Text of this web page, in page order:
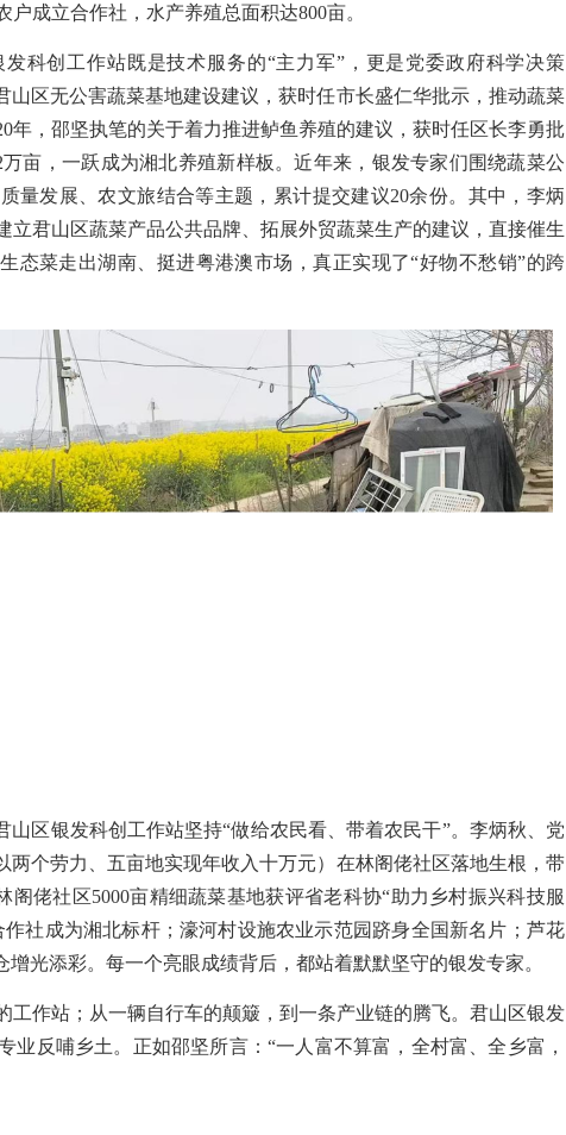
户成立合作社，水产养殖总面积达800亩。
发科创工作站既是技术服务的“主力军”，更是党委政府科学决策
山区无公害蔬菜基地建设建议，获时任市长盛仁华批示，推动蔬菜
年，邵坚执笔的关于着力推进鲈鱼养殖的建议，获时任区长李勇批
万亩，一跃成为湘北养殖新样板。近年来，银发专家们围绕蔬菜公
量发展、农文旅结合等主题，累计提交建议20余份。其中，李炳
立君山区蔬菜产品公共品牌、拓展外贸蔬菜生产的建议，直接催生
态菜走出湖南、挺进粤港澳市场，真正实现了“好物不愁销”的跨
山区银发科创工作站坚持“做给农民看、带着农民干”。李炳秋、党
两个劳力、五亩地实现年收入十万元） 在林阁佬社区落地生根，带
阁佬社区5000亩精细蔬菜基地获评省老科协“助力乡村振兴科技服
作社成为湘北标杆；濠河村设施农业示范园跻身全国新名片；芦花
增光添彩。每一个亮眼成绩背后，都站着默默坚守的银发专家。
工作站；从一辆自行车的颠簸，到一条产业链的腾飞。君山区银发
业反哺乡土。正如邵坚所言： “一人富不算富，全村富、全乡富，